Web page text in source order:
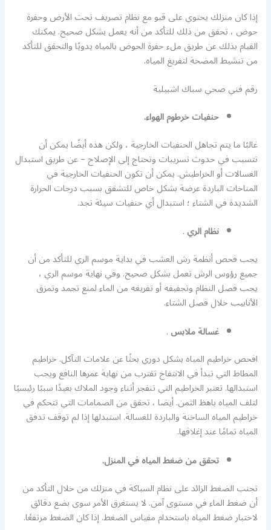
إذا كان منزلك يحتوي على قبو مع نظام تصريف تحت الأرض وحفرة
حوض ، تحقق من ذلك للتأكد من أنه يعمل بشكل صحيح. يمكنك
القيام بذلك عن طريق ملء حفرة الحوض بالمياه يدويًا والتحقق للتأكد
من تنشيط المضخة لتفريغ المياه.
رقم فني صحي سباك اشبيلية
حنفيات خرطوم الهواء.
غالبًا ما يتم تجاهل الحنفيات الخارجية ، ولكن هذه أيضًا يمكن أن
تتسبب في حدوث تسريبات وتحتاج إلى الإصلاح – عن طريق استبدال
الغسالات أو الخراطيش. يمكن أن تكون الحنفيات الخارجية في
المناخات الباردة عرضة بشكل خاص للتشقق بسبب درجات الحرارة
الشديدة في الشتاء ؛ استبدال أي حنفيات سيئة تجد.
نظام الري.
يجب فحص أنظمة رش العشب في بداية موسم الري للتأكد من أن
جميع رؤوس الرش تعمل بشكل صحيح. وفي نهاية موسم الري ،
يجب فصل النظام وتجفيفه أو تفريغه من الماء لمنع تجمد وتمزق
الأنابيب خلال فصل الشتاء.
غسالة ملابس.
افحص خراطيم المياه بشكل دوري بحثًا عن علامات التآكل. خراطيم
المطاط التي تبدأ في الانتفاخ تقترب من نهاية عمرها النافع ويجب
استبدالها. تعتبر الخراطيم التي تنفجر أثناء وجود الملاك بعيدًا سببًا رئيسيًا
لتلف المياه باهظ الثمن. أيضا ، تحقق من الصمامات التي تتحكم في
خراطيم المياه الساخنة والباردة للغسالة. استبدلها إذا لم توقف تدفق
المياه تمامًا عند إغلاقها.
تحقق من ضغط المياه في المنزل.
تجنب الضغط الزائد على نظام السباكة في منزلك من خلال التأكد من
أن ضغط الماء في مستوى آمن. لا يستغرق الأمر سوى بضع دقائق
لاختبار ضغط المياه باستخدام مقياس الضغط. إذا كان الضغط مرتفعًا.